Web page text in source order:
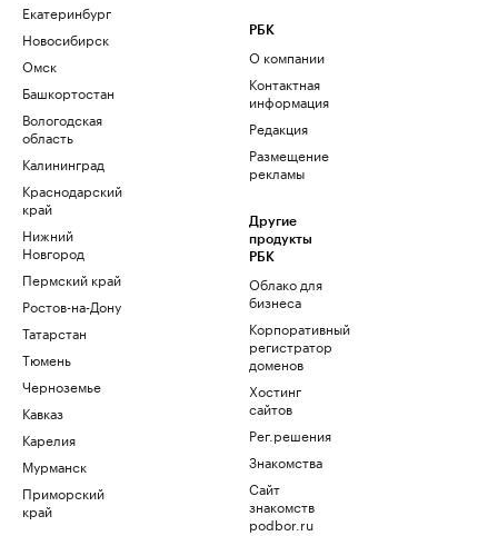
Екатеринбург
Новосибирск
Омск
Башкортостан
Вологодская
область
Калининград
Краснодарский
край
Нижний
Новгород
Пермский край
Ростов-на-Дону
Татарстан
Тюмень
Черноземье
Кавказ
Карелия
Мурманск
Приморский
край
РБК
О компании
Контактная
информация
Редакция
Размещение
рекламы
Другие
продукты
РБК
Облако для
бизнеса
Корпоративный
регистратор
доменов
Хостинг
сайтов
Рег.решения
Знакомства
Сайт
знакомств
podbor.ru